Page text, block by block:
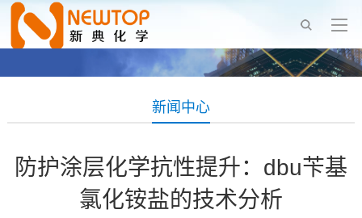
新闻中心
防护涂层化学抗性提升：dbu苄基
氯化铵盐的技术分析